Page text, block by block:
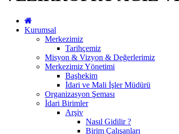
Kurumsal
Merkezimiz
Tarihçemiz
Misyon & Vizyon & Değerlerimiz
Merkezimiz Yönetimi
Başhekim
İdari ve Mali İşler Müdürü
Organizasyon Şeması
İdari Birimler
Arşiv
Nasıl Gidilir ?
Birim Çalışanları